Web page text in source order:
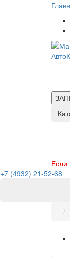
Если
+7 (4932) 21-52-68